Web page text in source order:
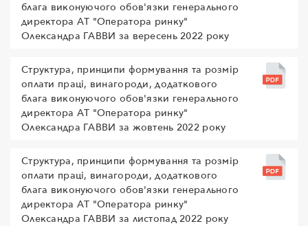
блага виконуючого обов'язки генерального
директора АТ "Оператора ринку"
Олександра ГАВВИ за вересень 2022 року
Структура, принципи формування та розмір
оплати праці, винагороди, додаткового
блага виконуючого обов'язки генерального
директора АТ "Оператора ринку"
Олександра ГАВВИ за жовтень 2022 року
Структура, принципи формування та розмір
оплати праці, винагороди, додаткового
блага виконуючого обов'язки генерального
директора АТ "Оператора ринку"
Олександра ГАВВИ за листопад 2022 року